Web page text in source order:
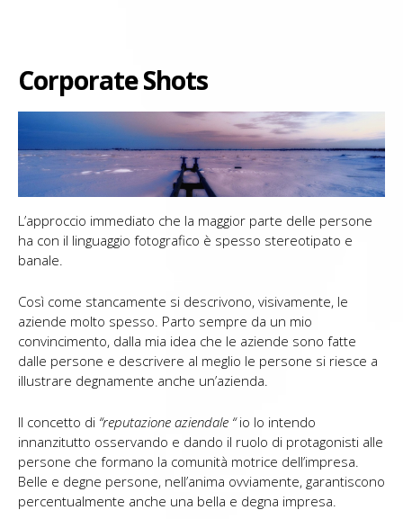
Corporate Shots
L’approccio immediato che la maggior parte delle persone
ha con il linguaggio fotografico è spesso stereotipato e
banale.
Così come stancamente si descrivono, visivamente, le
aziende molto spesso. Parto sempre da un mio
convincimento, dalla mia idea che le aziende sono fatte
dalle persone e descrivere al meglio le persone si riesce a
illustrare degnamente anche un’azienda.
Il concetto di “reputazione aziendale “io lo intendo
innanzitutto osservando e dando il ruolo di protagonisti alle
persone che formano la comunità motrice dell’impresa.
Belle e degne persone, nell’anima ovviamente, garantiscono
percentualmente anche una bella e degna impresa.